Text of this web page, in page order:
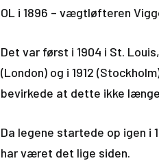
OL i 1896 – vægtløfteren
Det var først i 1904 i St.
(London) og i 1912
bevirkede at dette ikke
Da legene startede op igen i
har været det lige siden.